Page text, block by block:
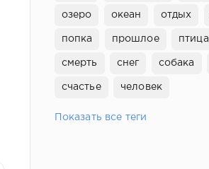
озеро океан отдых
попка прошлое птица
смерть снег собака
счастье человек
Показать все теги